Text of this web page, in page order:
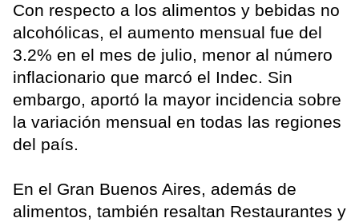
Con respecto a los alimentos y bebidas no
alcohólicas, el aumento mensual fue del
3.2% en el mes de julio, menor al número
inflacionario que marcó el Indec. Sin
embargo, aportó la mayor incidencia sobre
la variación mensual en todas las regiones
del país.
En el Gran Buenos Aires, además de
alimentos, también resaltan Restaurantes y